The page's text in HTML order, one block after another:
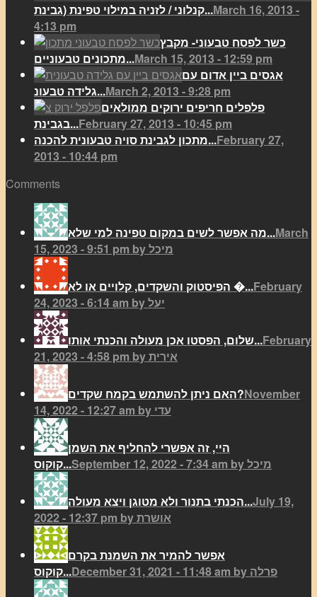
קנלוני / לזניה במילוי טפינת (גבינת...March 16, 2013 -
4:13 pm
כשר לפסח טבעוני- מקבץ
מתכונים טבעוניים...March 15, 2013 - 12:59 pm
אגסים ביין אדום עם
גלידה טבעונ...March 2, 2013 - 9:28 pm
פלפלים חריפים ירוקים ממולאים
בגבינת...February 27, 2013 - 10:45 pm
מתכון לגבינת סויה טבעונית להכנה...February 27,
2013 - 10:44 pm
Comments
מה אפשר לשים במקום טפינה למי שלא...March
15, 2023 - 9:51 pm by מיכל
הפיסטוק והשקדים, קלויים או לא �...February
24, 2023 - 6:14 am by יעל
שלום, הפסטו אכן מעולה והכנתי אותו...February
21, 2023 - 4:58 pm by אירית
האם ניתן להשתמש בקמח שקדים?November
14, 2022 - 12:27 am by עדי
היי, זה אפשרי להחליף את השמן
קוקוס...
September 12, 2022 - 7:34 am by מיכל
הכנתי בתנור ולא מטוגן ויצא מעולה...July 19,
2022 - 12:37 pm by אושרת
אפשר להמיר את השמנת בקרם
קוקוס...
December 31, 2021 - 11:48 am by פרלה